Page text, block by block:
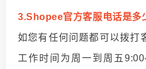
3.Shopee官方客服电话是多
如您有任何问题都可以拨打
工作时间为周一到周五